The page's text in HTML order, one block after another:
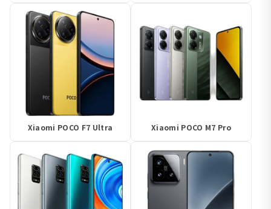
Xiaomi POCO F7 Ultra Xiaomi POCO M7 Pro